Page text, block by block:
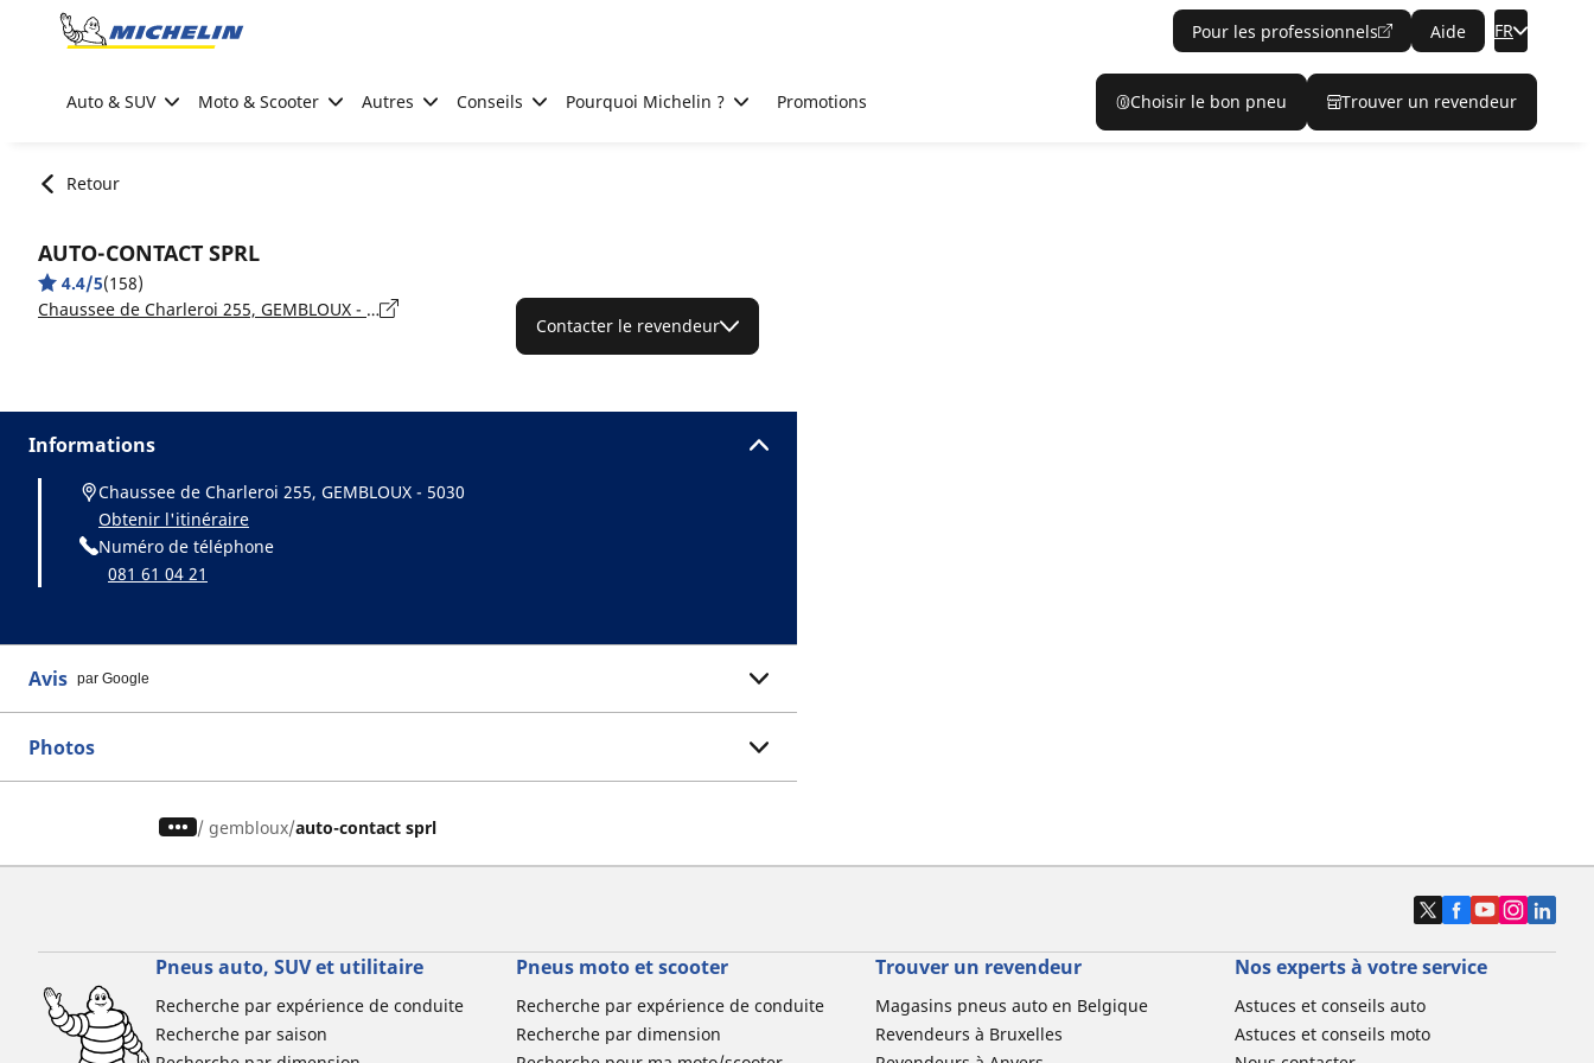
Go to page content
Pour les professionnels Aide FR
Auto & SUV Moto & Scooter Autres Conseils Pourquoi Michelin ? Promotions Choisir le bon pneu Trouver un revendeur
Retour
AUTO-CONTACT SPRL
4.4/5(158)
Chaussee de Charleroi 255, GEMBLOUX - 5030
Contacter le revendeur
Informations
Chaussee de Charleroi 255, GEMBLOUX - 5030
Obtenir l'itinéraire
Numéro de téléphone
081 61 04 21
Avis par Google
Photos
/ gembloux auto-contact sprl
Pneus auto, SUV et utilitaire
Recherche par expérience de conduite
Recherche par saison
Pneus moto et scooter
Recherche par expérience de conduite
Recherche par dimension
Trouver un revendeur
Magasins pneus auto en Belgique
Revendeurs à Bruxelles
Nos experts à votre service
Astuces et conseils auto
Astuces et conseils moto